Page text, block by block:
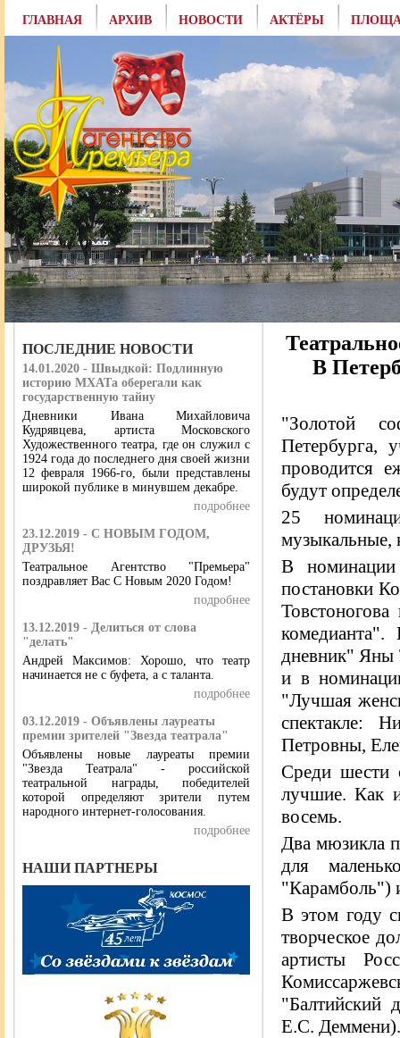
ГЛАВНАЯ АРХИВ НОВОСТИ АКТЁРЫ
ПОСЛЕДНИЕ НОВОСТИ
14.01.2020 - Швыдкой: Подлинную
историю МХАТа оберегали как
государственную тайну
Дневники Ивана Михайловича
Кудрявцева, артиста Московского
Художественного театра, где он служил с
1924 года до последнего дня своей жизни
12 февраля 1966-го, были представлены
широкой публике в минувшем декабре.
подробнее
23.12.2019 - С НОВЫМ ГОДОМ,
ДРУЗЬЯ!
Театральное Агентство "Премьера"
поздравляет Вас С Новым 2020 Годом!
подробнее
13.12.2019 - Делиться от слова
"делать"
Андрей Максимов: Хорошо, что театр
начинается не с буфета, а с таланта.
подробнее
03.12.2019 - Объявлены лауреаты
премии зрителей "Звезда театрала"
Объявлены новые лауреаты премии
"Звезда Театрала" - российской
театральной награды, победителей
которой определяют зрители путем
народного интернет-голосования.
подробнее
НАШИ ПАРТНЕРЫ
В
"Золотой
Петербурга,
проводится
будут
25
музыкальные,
В
постановки
комедианта".
дневник" Яны
и в
"Лучшая
спектакле:
Петровны,
Среди шести
лучшие. Как
восемь.
Два мюзикла
для
"Карамболь")
В этом году
творческое
артисты
"Балтийский
Е.С. Деммени).